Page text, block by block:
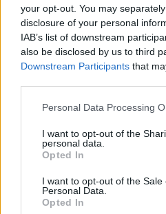
your opt-out. You may
disclosure of your personal
IAB’s list of downstream
also be disclosed by us to third
Downstream Participants that
Please note that this website/
not limited to your visit or usage
grant or deny consent to Google
use your data for below
consent section.
Personal Data Processing
I want to opt-out of the
personal data.
Opted In
I want to opt-out of the Sale
Personal Data.
Opted In
ξένης γλώσσας μπορεί να
υποψήφιους έως και +90
«εκτινάξει» στην κατάταξη
κατέχετε πιστοποίηση
τώρα πολύ εύκολα να
Πιστοποίηση της
Αγγλικής Γλώσσας
ΑΣΕΠ,που παρέχει ο
οργανισμός GoLearn
Τα Πλεονεκτήματα της πιο